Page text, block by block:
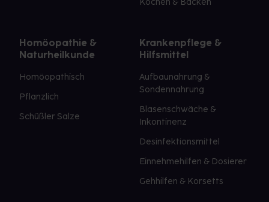
Kochen & Backen
Homöopathie &
Naturheilkunde
Homöopathisch
Pflanzlich
Schüßler Salze
Krankenpflege &
Hilfsmittel
Aufbaunahrung &
Sondennahrung
Blasenschwäche &
Inkontinenz
Desinfektionsmittel
Einnehmehilfen & Dosierer
Gehhilfen & Korsetts